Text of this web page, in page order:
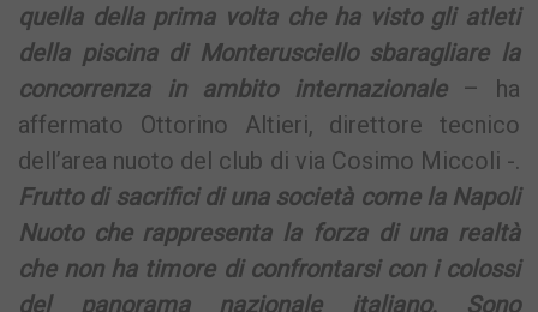
quella della prima volta che ha visto gli atleti
della piscina di Monterusciello sbaragliare la
concorrenza in ambito internazionale– ha
affermato Ottorino Altieri, direttore tecnico
dell’area nuoto del club di via Cosimo Miccoli -.
Frutto di sacrifici di una società come la Napoli
Nuoto che rappresenta la forza di una realtà
che non ha timore di confrontarsi con i colossi
del panorama nazionale italiano. Sono